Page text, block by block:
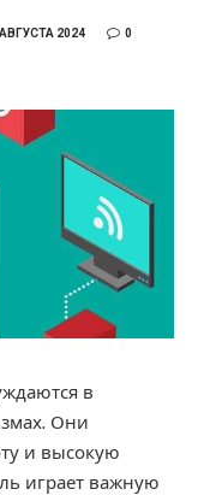
2024 0
в
Они
и высокую
играет важную